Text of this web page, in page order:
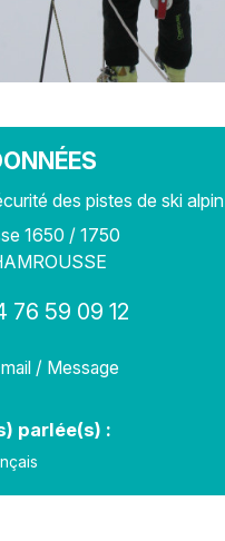
des pistes de ski alpin
1650 / 1750
76 59 09 12
/ Message
parlée(s) :